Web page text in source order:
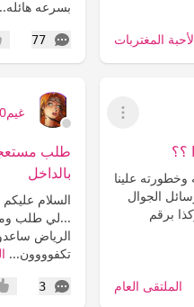
المغتربات
بسرعه
77
التعليقات
عرض القائمة
؟؟
وخطورته علينا
الجوال
برقم
الملتقى العام
غيم2000
طلب
بالداخل
السلام
...لي طلب
الرياض
تكفوووون...
3
التعليقات